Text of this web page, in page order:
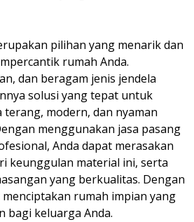
pilihan yang menarik dan
rumah Anda.
dan beragam jenis jendela
solusi yang tepat untuk
terang, modern, dan nyaman
menggunakan jasa pasang
Anda dapat merasakan
keunggulan material ini, serta
yang berkualitas. Dengan
rumah impian yang
bagi keluarga Anda.